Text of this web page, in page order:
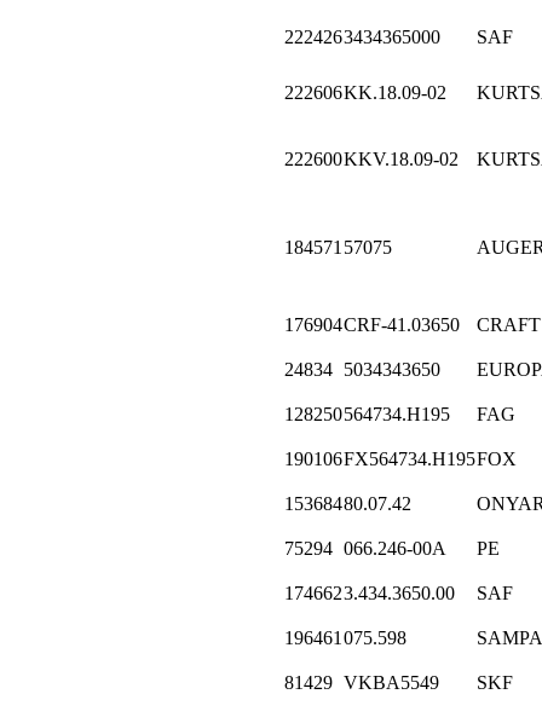
2224263434365000 SAF
222606KK.18.09-02
222600KKV.18.09-02
184571 57075
176904CRF-41.03650 CRAFT
24834 5034343650
128250564734.H195 FAG
190106FX564734.H195FOX
15368480.07.42
75294 066.246-00A PE
1746623.434.3650.00 SAF
196461 075.598 SAMPA
81429 VKBA5549 SKF